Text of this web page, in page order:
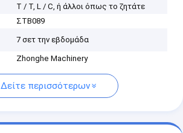
T / T, L / C, ή άλλοι όπως το ζητάτε
ΣΤΒ089
7 σετ την εβδομάδα
Zhonghe Machinery
Δείτε περισσότερων